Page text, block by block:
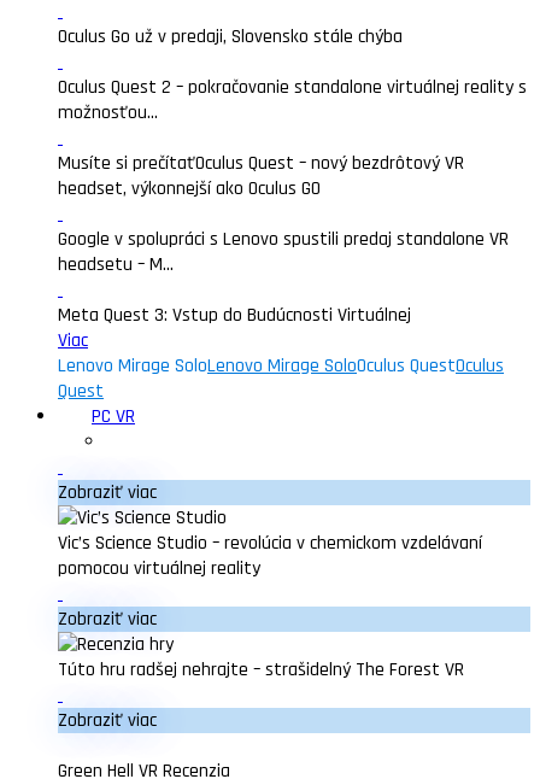
Oculus Go už v predaji, Slovensko stále chýba
Oculus Quest 2 – pokračovanie standalone virtuálnej reality s
možnosťou...
Musíte si prečítaťOculus Quest – nový bezdrôtový VR
headset, výkonnejší ako Oculus GO
Google v spolupráci s Lenovo spustili predaj standalone VR
headsetu – M...
Meta Quest 3: Vstup do Budúcnosti Virtuálnej
Viac
Lenovo Mirage SoloLenovo Mirage SoloOculus QuestOculus
Quest
PC VR
Zobraziť viac
Vic’s Science Studio – revolúcia v chemickom vzdelávaní
pomocou virtuálnej reality
Zobraziť viac
Túto hru radšej nehrajte – strašidelný The Forest VR
Zobraziť viac
Green Hell VR Recenzia